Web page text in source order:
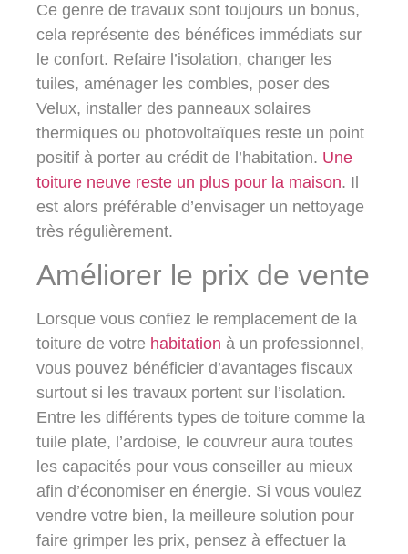
Ce genre de travaux sont toujours un bonus,
cela représente des bénéfices immédiats sur
le confort. Refaire l’isolation, changer les
tuiles, aménager les combles, poser des
Velux, installer des panneaux solaires
thermiques ou photovoltaïques reste un point
positif à porter au crédit de l’habitation. Une
toiture neuve reste un plus pour la maison. Il
est alors préférable d’envisager un nettoyage
très régulièrement.
Améliorer le prix de vente
Lorsque vous confiez le remplacement de la
toiture de votre habitation à un professionnel,
vous pouvez bénéficier d’avantages fiscaux
surtout si les travaux portent sur l’isolation.
Entre les différents types de toiture comme la
tuile plate, l’ardoise, le couvreur aura toutes
les capacités pour vous conseiller au mieux
afin d’économiser en énergie. Si vous voulez
vendre votre bien, la meilleure solution pour
faire grimper les prix, pensez à effectuer la